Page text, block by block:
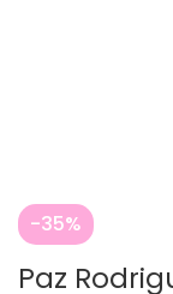
-35%
Paz